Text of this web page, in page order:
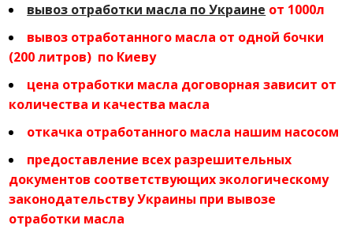
вывоз отработки масла по Украине от 1000л
вывоз отработанного масла от одной бочки
(200 литров) по Киеву
цена отработки масла договорная зависит от
количества и качества масла
откачка отработанного масла нашим насосом
предоставление всех разрешительных
документов соответствующих экологическому
законодательству Украины при вывозе
отработки масла